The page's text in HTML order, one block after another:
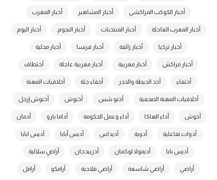
أخبار الكوكب المراكشي أخبار المشاهير أخبار المغرب
أخبار المغرب العاجلة أخبار المنتخبات أخبار النجوم. أخبار اليوم
أخبار تركيا أخبار زائفة أخبار فرنسا أخبار محلية
أخبار مراكش أخبار مغربية أخبار مغربية عاجلة أختطاف
أختفاء أخذ الحيطة والحذر أخفاء جثة أخلاقيات المهنة
أخلاقيات المهنة الصحفية أخنو شس أخنوش أخنوش إرحل
أخوش أداء الهاكا أداء وعمل الحكومة أداما بارو أدمان
أدوات تفاعلية أدوية أديداس أديس أبابا أديس ابابا
أديس بابا أديمولا لوكمان أذريبدجان أراضٍ سلالية
أراضي أراضي شاسعة أراضي فلاحية أرامكو أرامل